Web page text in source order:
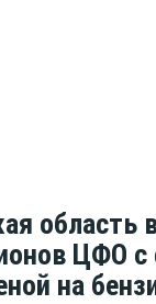
область
ЦФО с
на